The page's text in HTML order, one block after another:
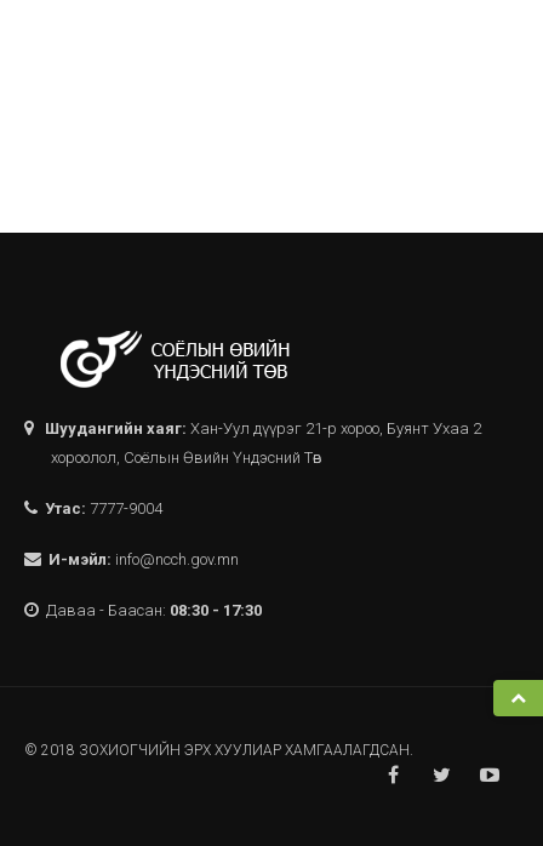
Шуудангийн хаяг: Хан-Уул дүүрэг 21-р хороо, Буянт Ухаа 2
хороолол, Соёлын Өвийн Үндэсний Төв
Утас: 7777-9004
И-мэйл: info@ncch.gov.mn
Даваа - Баасан: 08:30 - 17:30
© 2018 ЗОХИОГЧИЙН ЭРХ ХУУЛИАР ХАМГААЛАГДСАН.